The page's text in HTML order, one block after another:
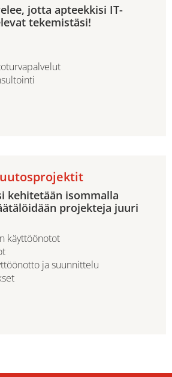
jotta apteekkisi IT-
tekemistäsi!
kehitetään isommalla
projekteja juuri
käyttöönotot
ja suunnittelu